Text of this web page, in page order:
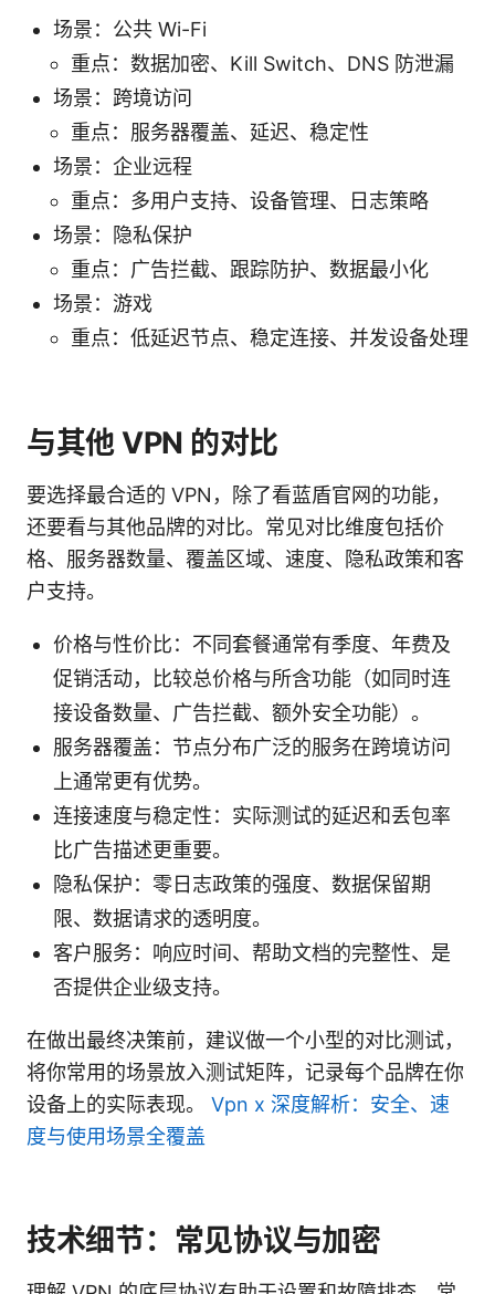
场景：公共 Wi-Fi
重点：数据加密、Kill Switch、DNS 防泄漏
场景：跨境访问
重点：服务器覆盖、延迟、稳定性
场景：企业远程
重点：多用户支持、设备管理、日志策略
场景：隐私保护
重点：广告拦截、跟踪防护、数据最小化
场景：游戏
重点：低延迟节点、稳定连接、并发设备处理
与其他 VPN 的对比
要选择最合适的 VPN，除了看蓝盾官网的功能，
还要看与其他品牌的对比。常见对比维度包括价
格、服务器数量、覆盖区域、速度、隐私政策和客
户支持。
价格与性价比：不同套餐通常有季度、年费及
促销活动，比较总价格与所含功能（如同时连
接设备数量、广告拦截、额外安全功能）。
服务器覆盖：节点分布广泛的服务在跨境访问
上通常更有优势。
连接速度与稳定性：实际测试的延迟和丢包率
比广告描述更重要。
隐私保护：零日志政策的强度、数据保留期
限、数据请求的透明度。
客户服务：响应时间、帮助文档的完整性、是
否提供企业级支持。
在做出最终决策前，建议做一个小型的对比测试，
将你常用的场景放入测试矩阵，记录每个品牌在你
设备上的实际表现。 Vpn x 深度解析：安全、速
度与使用场景全覆盖
技术细节：常见协议与加密